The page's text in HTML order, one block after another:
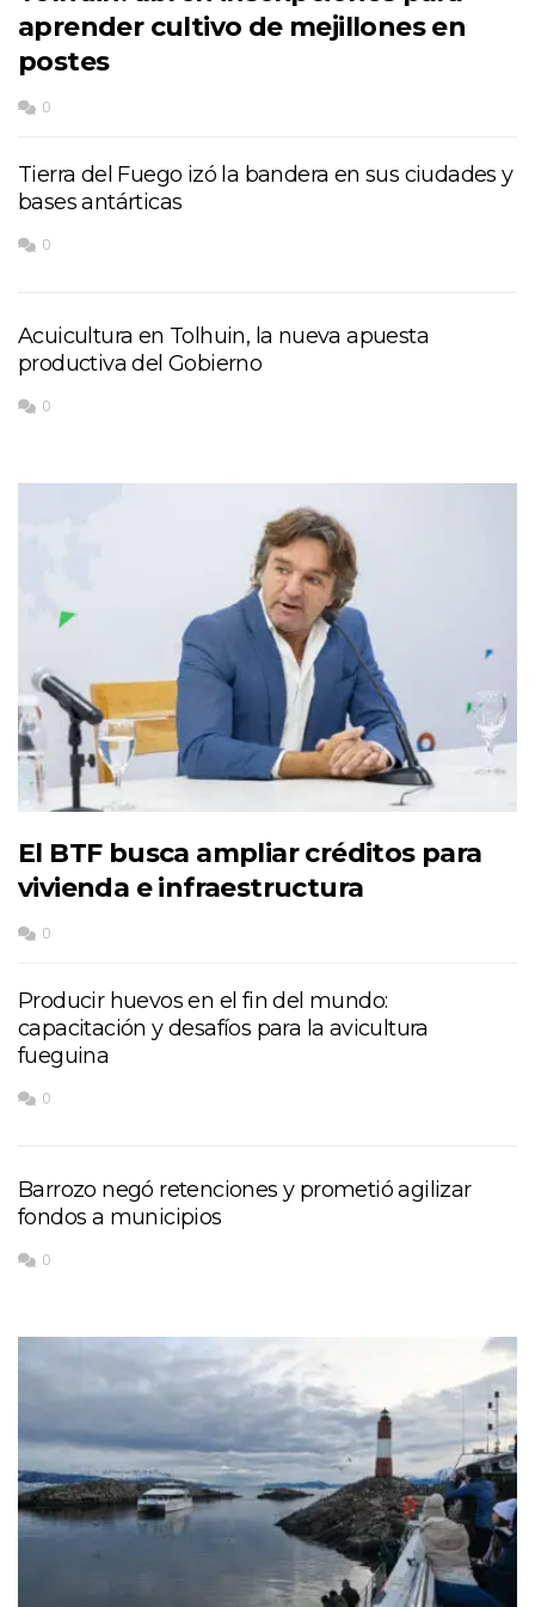
aprender cultivo de mejillones en
postes
0
Tierra del Fuego izó la bandera en sus ciudades y
bases antárticas
0
Acuicultura en Tolhuin, la nueva apuesta
productiva del Gobierno
0
El BTF busca ampliar créditos para
vivienda e infraestructura
0
Producir huevos en el fin del mundo:
capacitación y desafíos para la avicultura
fueguina
0
Barrozo negó retenciones y prometió agilizar
fondos a municipios
0